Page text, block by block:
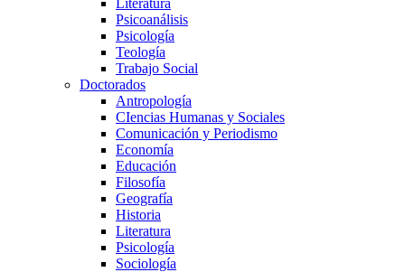
Literatura
Psicoanálisis
Psicología
Teología
Trabajo Social
Doctorados
Antropología
CIencias Humanas y Sociales
Comunicación y Periodismo
Economía
Educación
Filosofía
Geografía
Historia
Literatura
Psicología
Sociología